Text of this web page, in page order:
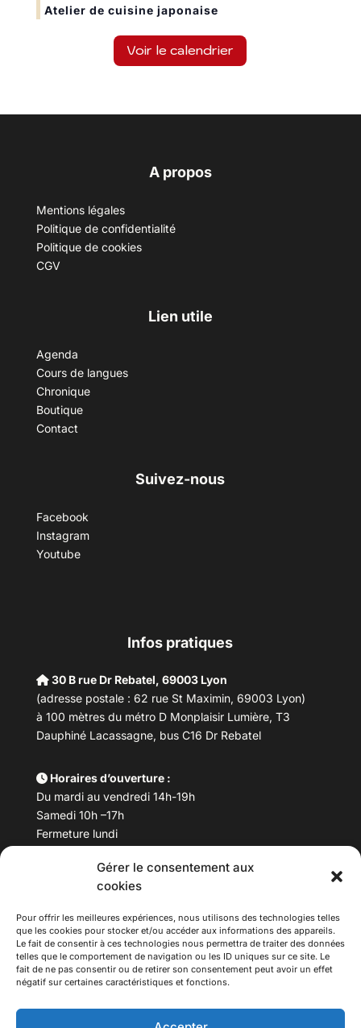
Gérer le consentement aux
cookies
Pour offrir les meilleures expériences, nous utilisons des technologies telles
que les cookies pour stocker et/ou accéder aux informations des appareils.
Le fait de consentir à ces technologies nous permettra de traiter des données
telles que le comportement de navigation ou les ID uniques sur ce site. Le
fait de ne pas consentir ou de retirer son consentement peut avoir un effet
négatif sur certaines caractéristiques et fonctions.
Atelier de cuisine japonaise
Voir le calendrier
A propos
Mentions légales
Politique de confidentialité
Politique de cookies
CGV
Lien utile
Agenda
Cours de langues
Chronique
Boutique
Contact
Suivez-nous
Facebook
Instagram
Youtube
Infos pratiques
30 B rue Dr Rebatel, 69003 Lyon
(adresse postale : 62 rue St Maximin, 69003 Lyon)
à 100 mètres du métro D Monplaisir Lumière, T3
Dauphiné Lacassagne, bus C16 Dr Rebatel
Horaires d’ouverture :
Du mardi au vendredi 14h-19h
Samedi 10h –17h
Fermeture lundi
Téléphone : 04 78 53 06 40
maisondesculturesasiatiques@asiexpo.com